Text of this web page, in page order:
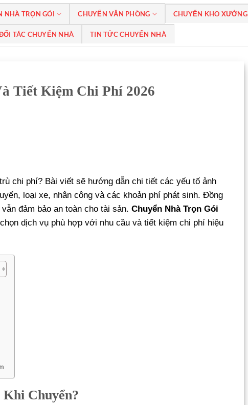
NHÀ TRỌN GÓI CHUYỂN VĂN PHÒNG CHUYỂN KHO XƯỞNG
TÁC CHUYỂN NHÀ TIN TỨC CHUYỂN NHÀ
Tiết Kiệm Chi Phí 2026
chi phí? Bài viết sẽ hướng dẫn chi tiết các yếu tố ảnh
loại xe, nhân công và các khoản phí phát sinh. Đồng
đảm bảo an toàn cho tài sản. Chuyển Nhà Trọn Gói
dịch vụ phù hợp với nhu cầu và tiết kiệm chi phí hiệu
Chuyển?